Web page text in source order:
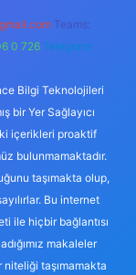
Teams:
0 726 Telegram:
Bilgi Teknolojileri
bir Yer Sağlayıcı
içerikleri proaktif
bulunmamaktadır.
taşımakta olup,
Bu internet
ile hiçbir bağlantısı
makaleler
niteliği taşımamakta